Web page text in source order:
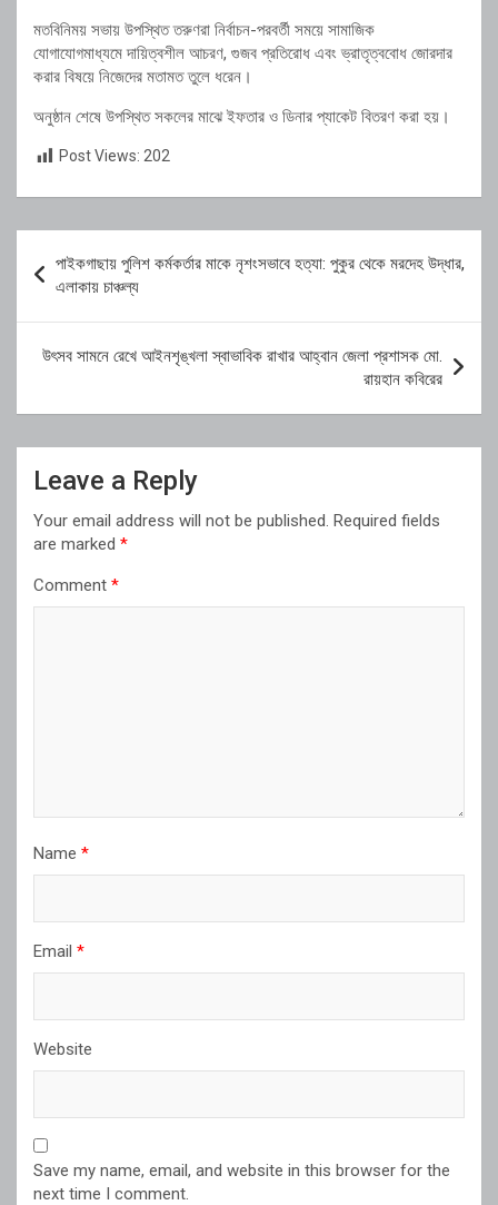
মতবিনিময় সভায় উপস্থিততরুণরা নির্বাচন-পরবর্তী সময়ে সামাজিক
যোগাযোগমাধ্যমে দায়িত্বশীল আচরণ, গুজব প্রতিরোধ এবং ভ্রাতৃত্ববোধ জোরদার
করার বিষয়ে নিজেদের মতামততুলে ধরেন।
অনুষ্ঠান শেষে উপস্থিতসকলের মাঝেইফতার ও ডিনার প্যাকেট বিতরণ করা হয়।
Post Views: 202
navigation
পাইকগাছায় পুলিশ কর্মকর্তার মাকে নৃশংসভাবে হত্যা: পুকুর থেকে মরদেহ উদ্ধার,
এলাকায় চাঞ্চল্য
উৎসব সামনে রেখে আইনশৃঙ্খলা স্বাভাবিক রাখার আহ্বান জেলা প্রশাসক মো.
রায়হান কবিরের
Leave a Reply
Your email address will not be published. Required fields
are marked *
Comment *
Name *
Email *
Website
Save my name, email, and website in this browser for the
next time I comment.